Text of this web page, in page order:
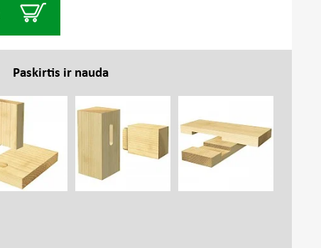
Paskirtis ir nauda